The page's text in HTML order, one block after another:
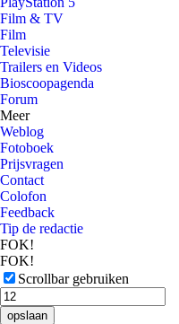
Film & TV
Film
Televisie
Trailers en Videos
Bioscoopagenda
Forum
Meer
Weblog
Fotoboek
Prijsvragen
Contact
Colofon
Feedback
Tip de redactie
FOK!
FOK!
Scrollbar gebruiken
opslaan